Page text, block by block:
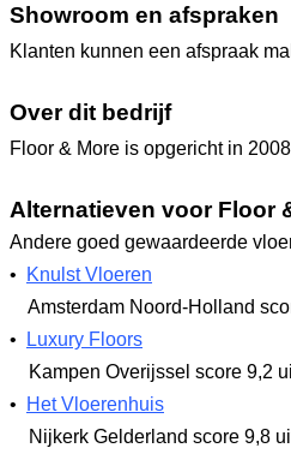
Showroom en afspraken
Klanten kunnen een afspraak
Over dit bedrijf
Floor & More is opgericht in
Alternatieven voor Floor
Andere goed gewaardeerde
•
Knulst Vloeren
Amsterdam Noord-Holland
•
Luxury Floors
Kampen Overijssel score 9,2
•
Het Vloerenhuis
Nijkerk Gelderland score 9,8